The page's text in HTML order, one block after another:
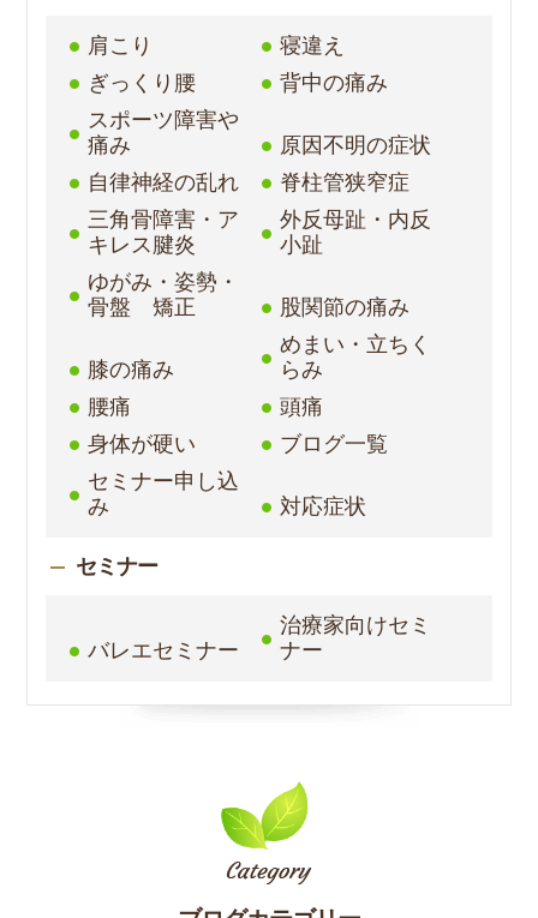
肩こり
寝違え
ぎっくり腰
背中の痛み
スポーツ障害や
痛み
原因不明の症状
自律神経の乱れ
脊柱管狭窄症
三角骨障害・ア
キレス腱炎
外反母趾・内反
小趾
ゆがみ・姿勢・
骨盤 矯正
股関節の痛み
膝の痛み
めまい・立ちく
らみ
腰痛
頭痛
身体が硬い
ブログ一覧
セミナー申し込
み
対応症状
セミナー
バレエセミナー
治療家向けセミ
ナー